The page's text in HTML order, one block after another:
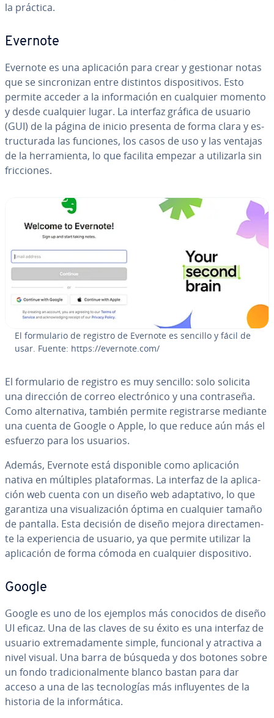
la práctica.
Evernote
Evernote es una apli­ca­ción para crear y gestionar notas
que se si­n­cro­ni­zan entre distintos di­s­po­si­ti­vos. Esto
permite acceder a la in­fo­r­ma­ción en cualquier momento
y desde cualquier lugar. La interfaz gráfica de usuario
(GUI) de la página de inicio presenta de forma clara y es­
tru­c­tu­ra­da las funciones, los casos de uso y las ventajas
de la he­rra­mie­n­ta, lo que facilita empezar a uti­li­zar­la sin
fri­c­cio­nes.
El fo­r­mu­la­rio de registro de Evernote es sencillo y fácil de
usar. Fuente: https://evernote.com/
El fo­r­mu­la­rio de registro es muy sencillo: solo solicita
una dirección de correo ele­c­tró­ni­co y una co­n­tra­se­ña.
Como al­te­r­na­ti­va, también permite re­gi­s­trar­se mediante
una cuenta de Google o Apple, lo que reduce aún más el
esfuerzo para los usuarios.
Además, Evernote está di­s­po­ni­ble como apli­ca­ción
nativa en múltiples pla­ta­fo­r­mas. La interfaz de la apli­ca­
ción web cuenta con un diseño web ada­p­ta­ti­vo, lo que
garantiza una vi­sua­li­za­ción óptima en cualquier tamaño
de pantalla. Esta decisión de diseño mejora di­re­c­ta­me­n­
te la ex­pe­rie­n­cia de usuario, ya que permite utilizar la
apli­ca­ción de forma cómoda en cualquier di­s­po­si­ti­vo.
Google
Google es uno de los ejemplos más conocidos de diseño
UI eficaz. Una de las claves de su éxito es una interfaz de
usuario ex­tre­ma­da­me­n­te simple, funcional y atractiva a
nivel visual. Una barra de búsqueda y dos botones sobre
un fondo tra­di­cio­na­l­me­n­te blanco bastan para dar
acceso a una de las te­c­no­lo­gías más in­flu­ye­n­tes de la
historia de la in­fo­r­má­ti­ca.